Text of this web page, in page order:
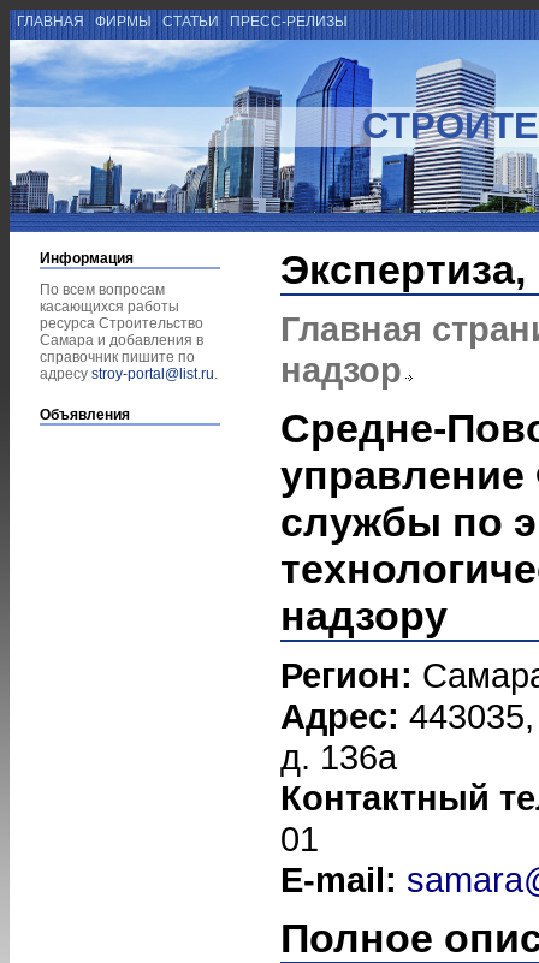
ГЛАВНАЯ ФИРМЫ СТАТЬИ ПРЕСС-РЕЛИЗЫ
Информация
По всем вопросам
касающихся работы
ресурса Строительство
Самара и добавления в
справочник пишите по
адресу stroy-portal@list.ru.
Объявления
Главная
надзор
Средне-
службы по
надзору
Регион:
Адрес:
д. 136а
Контактный
01
E-mail:
Полное